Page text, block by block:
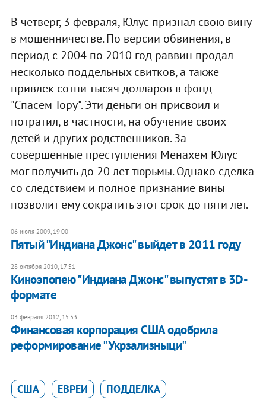
В четверг, 3 февраля, Юлус признал свою вину
в мошенничестве. По версии обвинения, в
период с 2004 по 2010 год раввин продал
несколько поддельных свитков, а также
привлек сотни тысяч долларов в фонд
"Спасем Тору". Эти деньги он присвоил и
потратил, в частности, на обучение своих
детей и других родственников. За
совершенные преступления Менахем Юлус
мог получить до 20 лет тюрьмы. Однако сделка
со следствием и полное признание вины
позволит ему сократить этот срок до пяти лет.
06 июля 2009, 19:00
Пятый "Индиана Джонс" выйдет в 2011 году
28 октября 2010, 17:51
Киноэпопею "Индиана Джонс" выпустят в 3D-
формате
03 февраля 2012, 15:53
Финансовая корпорация США одобрила
реформирование "Укрзализныци"
США ЕВРЕИ ПОДДЕЛКА